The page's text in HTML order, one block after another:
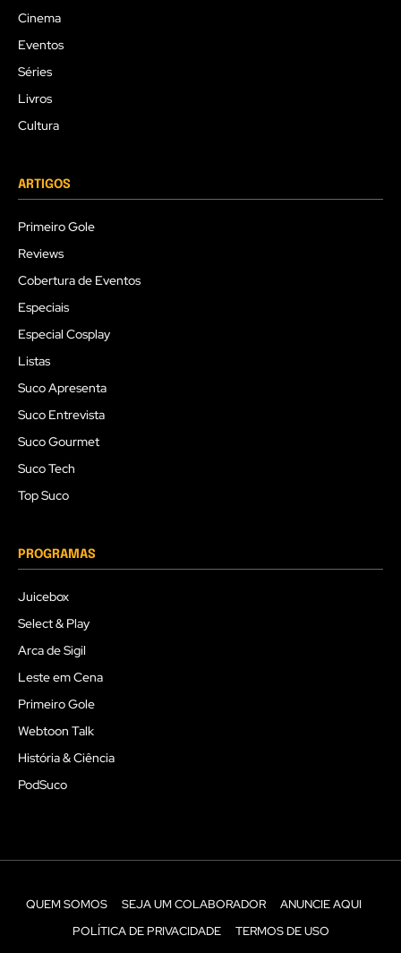
Cinema
Eventos
Séries
Livros
Cultura
ARTIGOS
Primeiro Gole
Reviews
Cobertura de Eventos
Especiais
Especial Cosplay
Listas
Suco Apresenta
Suco Entrevista
Suco Gourmet
Suco Tech
Top Suco
PROGRAMAS
Juicebox
Select & Play
Arca de Sigil
Leste em Cena
Primeiro Gole
Webtoon Talk
História & Ciência
PodSuco
QUEM SOMOS SEJA UM COLABORADOR
ANUNCIE AQUI
POLÍTICA DE PRIVACIDADE
TERMOS DE USO